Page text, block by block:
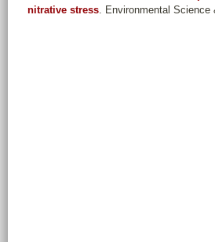
nitrative stress. Environmental Science